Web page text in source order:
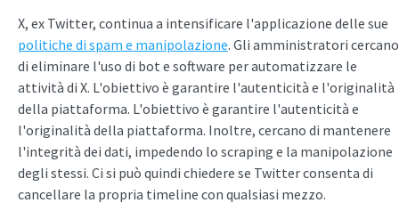
X, ex Twitter, continua a intensificare l'applicazione delle sue
politiche di spam e manipolazione. Gli amministratori cercano
di eliminare l'uso di bot e software per automatizzare le
attività di X. L'obiettivo è garantire l'autenticità e l'originalità
della piattaforma. L'obiettivo è garantire l'autenticità e
l'originalità della piattaforma. Inoltre, cercano di mantenere
l'integrità dei dati, impedendo lo scraping e la manipolazione
degli stessi. Ci si può quindi chiedere se Twitter consenta di
cancellare la propria timeline con qualsiasi mezzo.